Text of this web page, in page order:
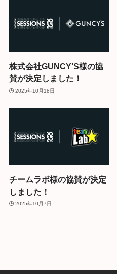
株式会社GUNCY’S様の協
賛が決定しました！
2025年10月18日
チームラボ様の協賛が決定
しました！
2025年10月7日